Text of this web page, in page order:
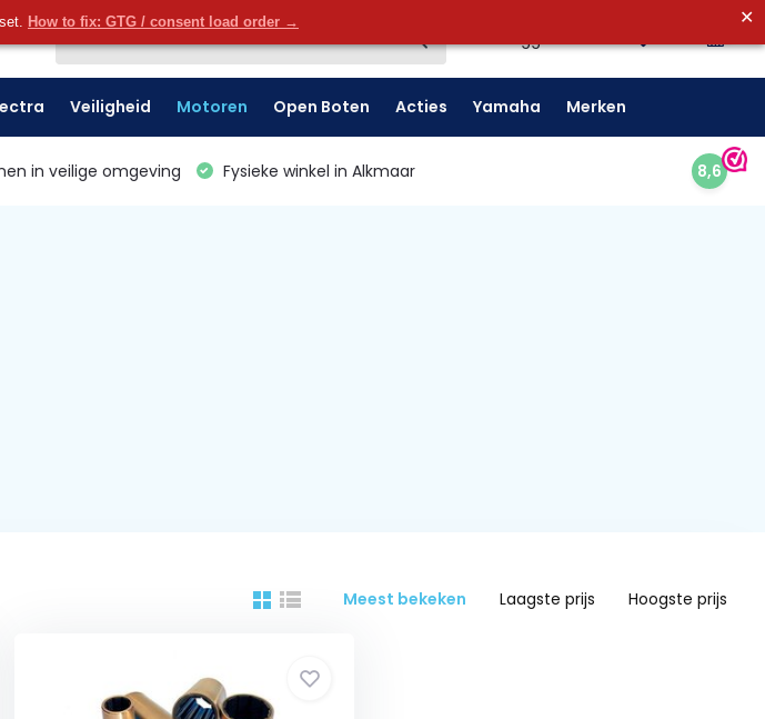
How to fix: GTG / consent load order → ✕
Veiligheid Motoren Open Boten Acties Yamaha Merken
in veilige omgeving Fysieke winkel in Alkmaar 8,6
Meest bekeken Laagste prijs Hoogste prijs